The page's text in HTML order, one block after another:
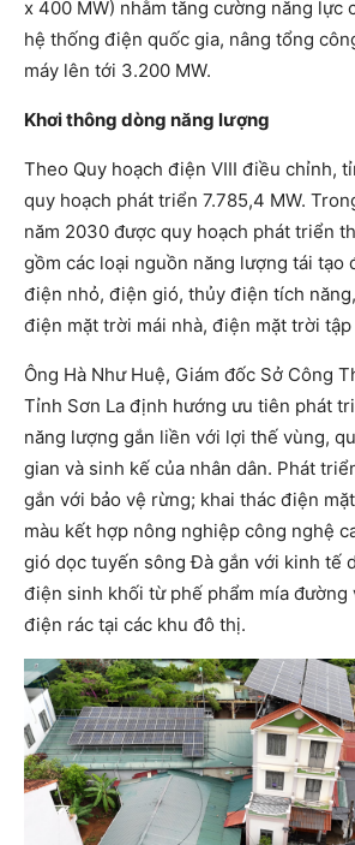
x 400 MW) nhằm tăng cường năng lực
hệ thống điện quốc gia, nâng tổng
máy lên tới 3.200 MW.
Khơi thông dòng năng lượng
Theo Quy hoạch điện VIII điều chỉnh,
quy hoạch phát triển 7.785,4 MW.
năm 2030 được quy hoạch phát triển
gồm các loại nguồn năng lượng tái tạo
điện nhỏ, điện gió, thủy điện tích
điện mặt trời mái nhà, điện mặt trời
Ông Hà Như Huệ, Giám đốc Sở Công
Tỉnh Sơn La định hướng ưu tiên phát
năng lượng gắn liền với lợi thế vùng,
gian và sinh kế của nhân dân. Phát
gắn với bảo vệ rừng; khai thác điện
màu kết hợp nông nghiệp công nghệ
gió dọc tuyến sông Đà gắn với kinh tế
điện sinh khối từ phế phẩm mía đường
điện rác tại các khu đô thị.